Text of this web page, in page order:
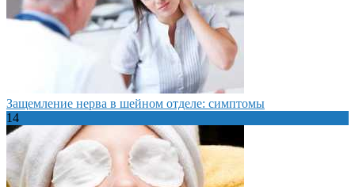
Защемление нерва в шейном отделе: симптомы
14